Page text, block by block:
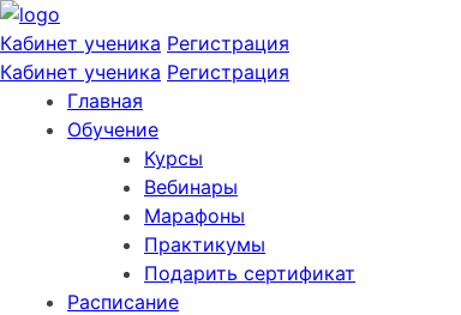
Кабинет ученика Регистрация
Кабинет ученика Регистрация
Главная
Обучение
Курсы
Вебинары
Марафоны
Практикумы
Подарить сертификат
Расписание